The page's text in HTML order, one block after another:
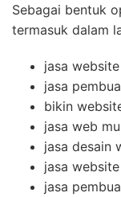
Sebagai bentuk
termasuk dalam
jasa
jasa
bikin
jasa web
jasa desain
jasa
jasa